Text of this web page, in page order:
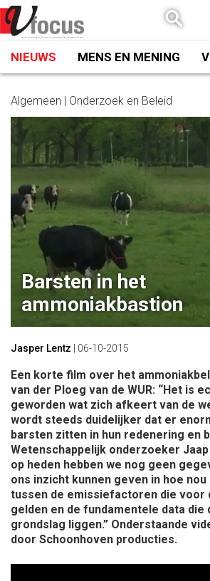
Spring
naar
inhoud
NIEUWS MENS EN MENING
Algemeen | Onderzoek en Beleid
Barsten in het
ammoniakbastion
Jasper Lentz 06-10-2015
Een korte film over het
van der Ploeg van de WUR: “Het is
geworden wat zich afkeert van de
wordt steeds duidelijker dat er
barsten zitten in hun redenering en
Wetenschappelijk onderzoeker Jaap
op heden hebben we nog geen
ons inzicht kunnen geven in hoe
tussen de emissiefactoren die voor
gelden en de fundamentele data die
grondslag liggen.” Onderstaande
door Schoonhoven producties.